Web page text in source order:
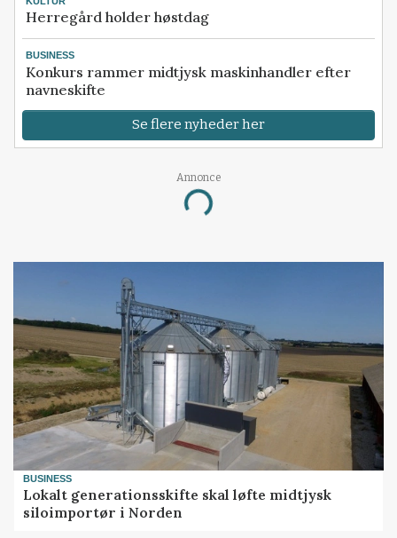
Herregård holder høstdag
BUSINESS
Konkurs rammer midtjysk maskinhandler efter
navneskifte
Se flere nyheder her
Annonce
Loading...
BUSINESS
Lokalt generationsskifte skal løfte midtjysk
siloimportør i Norden